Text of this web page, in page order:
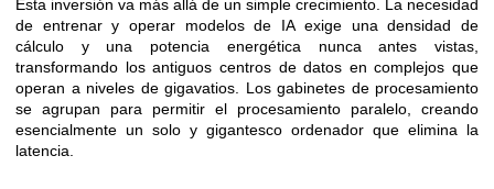
Esta inversión va más allá de un simple crecimiento. La necesidad
de entrenar y operar modelos de IA exige una densidad de
cálculo y una potencia energética nunca antes vistas,
transformando los antiguos centros de datos en complejos que
operan a niveles de gigavatios. Los gabinetes de procesamiento
se agrupan para permitir el procesamiento paralelo, creando
esencialmente un solo y gigantesco ordenador que elimina la
latencia.